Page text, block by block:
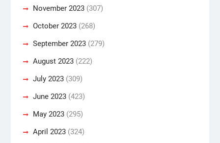
November 2023(307)
October 2023(268)
September 2023(279)
August 2023(222)
July 2023(309)
June 2023(423)
May 2023(295)
April 2023(324)